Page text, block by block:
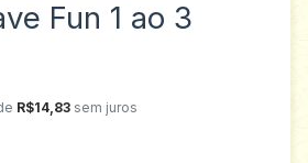
Fun 1 ao 3
R$14,83 sem juros